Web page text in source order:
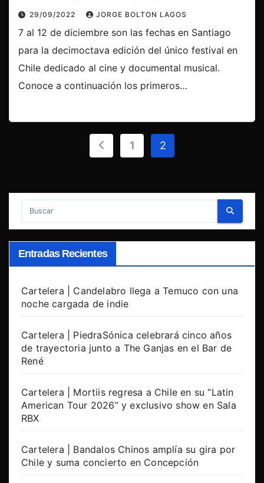
29/09/2022 JORGE BOLTON LAGOS
7 al 12 de diciembre son las fechas en Santiago
para la decimoctava edición del único festival en
Chile dedicado al cine y documental musical.
Conoce a continuación los primeros…
Paginación
entradas
1 2
Entradas Recientes
Cartelera | Candelabro llega a Temuco con una
noche cargada de indie
Cartelera | PiedraSónica celebrará cinco años
de trayectoria junto a The Ganjas en el Bar de
René
Cartelera | Mortiis regresa a Chile en su “Latin
American Tour 2026” y exclusivo show en Sala
RBX
Cartelera | Bandalos Chinos amplía su gira por
Chile y suma concierto en Concepción